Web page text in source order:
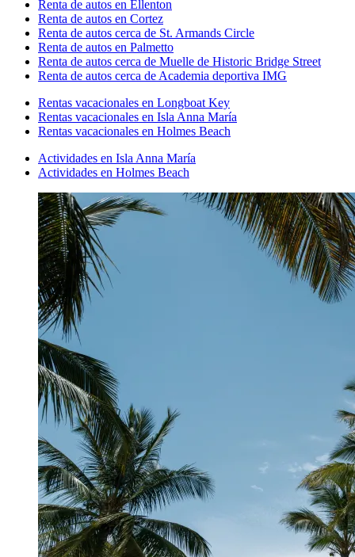
Renta de autos en Ellenton
Renta de autos en Cortez
Renta de autos cerca de St. Armands Circle
Renta de autos en Palmetto
Renta de autos cerca de Muelle de Historic Bridge Street
Renta de autos cerca de Academia deportiva IMG
Rentas vacacionales en Longboat Key
Rentas vacacionales en Isla Anna María
Rentas vacacionales en Holmes Beach
Actividades en Isla Anna María
Actividades en Holmes Beach